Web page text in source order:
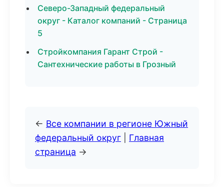
Северо-Западный федеральный
округ - Каталог компаний - Страница
5
Стройкомпания Гарант Строй -
Сантехнические работы в Грозный
← Все компании в регионе Южный
федеральный округ
Главная
страница →